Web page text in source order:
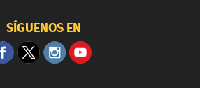
SÍGUENOS EN